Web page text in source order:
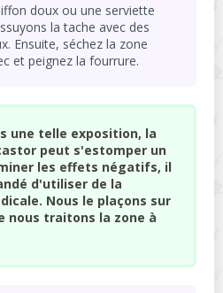
doux ou une serviette
la tache avec des
Ensuite, séchez la zone
et peignez la fourrure.
une telle exposition, la
peut s'estomper un
les effets négatifs, il
d'utiliser de la
Nous le plaçons sur
nous traitons la zone à